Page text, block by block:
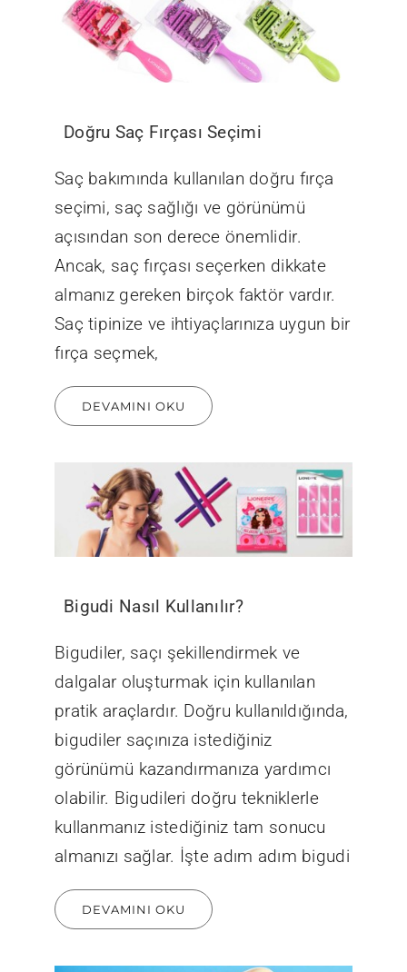
Doğru Saç Fırçası Seçimi
Saç bakımında kullanılan doğru fırça
seçimi, saç sağlığı ve görünümü
açısından son derece önemlidir.
Ancak, saç fırçası seçerken dikkate
almanız gereken birçok faktör vardır.
Saç tipinize ve ihtiyaçlarınıza uygun bir
fırça seçmek,
DEVAMINI OKU
Bigudi Nasıl Kullanılır?
Bigudiler, saçı şekillendirmek ve
dalgalar oluşturmak için kullanılan
pratik araçlardır. Doğru kullanıldığında,
bigudiler saçınıza istediğiniz
görünümü kazandırmanıza yardımcı
olabilir. Bigudileri doğru tekniklerle
kullanmanız istediğiniz tam sonucu
almanızı sağlar. İşte adım adım bigudi
DEVAMINI OKU